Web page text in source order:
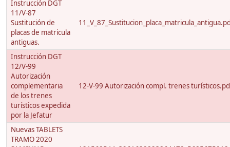
Instrucción DGT
11/V-87
Sustitución de
placas de matricula
antiguas.
Instrucción DGT
12/V-99
Autorización
complementaria
de los trenes
turísticos expedida
por la Jefatur
12-V-99 Autorización compl. trenes
Nuevas TABLETS
TRAMO 2020